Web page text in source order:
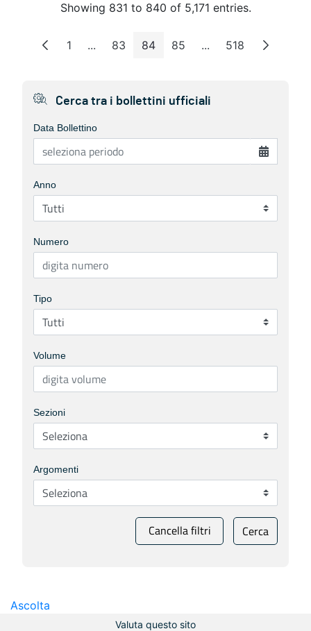
Showing 831 to 840 of 5,171 entries.
Page
1 ...Intermediate Pages
Page
83 Page
84 Page
85 ...Intermediate Pages
Page
518
Cerca tra i bollettini ufficiali
Data Bollettino
Anno
Numero
Tipo
Volume
Sezioni
Argomenti
Cancella filtri Cerca
Ascolta
Valuta questo sito